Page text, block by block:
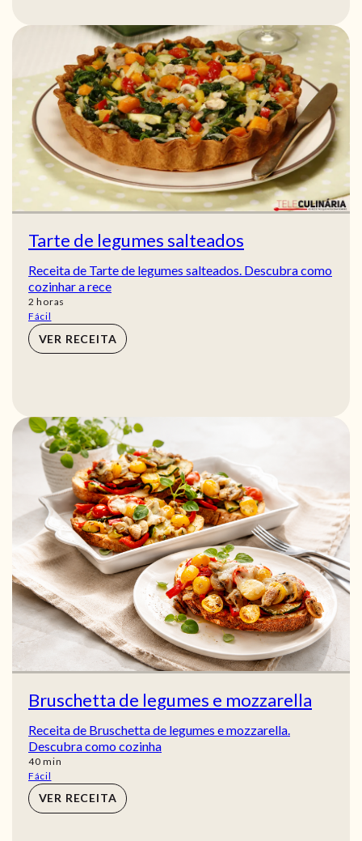
Tarte de legumes salteados
Receita de Tarte de legumes salteados. Descubra como
cozinhar a rece
2 horas
horas
Fácil
VER RECEITA
Bruschetta de legumes e mozzarella
Receita de Bruschetta de legumes e mozzarella.
Descubra como cozinha
40min
min
Fácil
VER RECEITA